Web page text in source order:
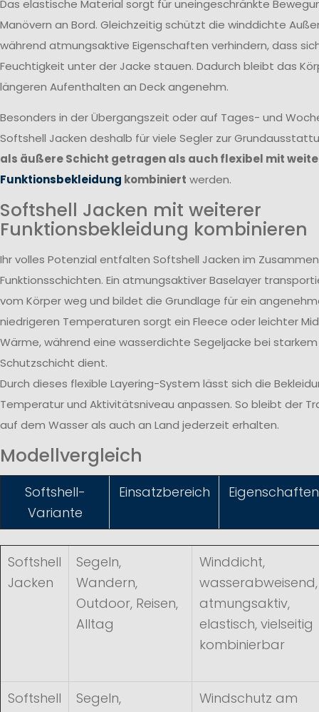
Das elastische Material sorgt für uneingeschränkte
Manövern an Bord. Gleichzeitig schützt die winddichte
während atmungsaktive Eigenschaften verhindern, dass
Feuchtigkeit unter der Jacke stauen. Dadurch bleibt das
längeren Aufenthalten an Deck angenehm.
Besonders in der Übergangszeit oder auf Tages- und
Softshell Jacken deshalb für viele Segler zur
als äußere Schicht getragen als auch flexibel mit
Funktionsbekleidung kombiniert werden.
Softshell Jacken mit weiterer
Funktionsbekleidung kombinieren
Ihr volles Potenzial entfalten Softshell Jacken im
Funktionsschichten. Ein atmungsaktiver Baselayer
vom Körper weg und bildet die Grundlage für ein
niedrigeren Temperaturen sorgt ein Fleece oder leichter
Wärme, während eine wasserdichte Segeljacke bei
Schutzschicht dient.
Durch dieses flexible Layering-System lässt sich die
Temperatur und Aktivitätsniveau anpassen. So bleibt der
auf dem Wasser als auch an Land jederzeit erhalten.
Modellvergleich
Softshell-
Variante
Einsatzbereich Eigenschaften
Softshell
Jacken
Segeln,
Wandern,
Outdoor, Reisen,
Alltag
Winddicht,
wasserabweisend,
atmungsaktiv,
elastisch, vielseitig
kombinierbar
Softshell
Segeln,
Windschutz am